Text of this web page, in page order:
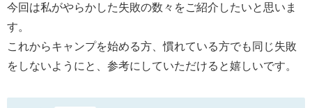
今回は私がやらかした失敗の数々をご紹介したいと思いま
す。
これからキャンプを始める方、慣れている方でも同じ失敗
をしないようにと、参考にしていただけると嬉しいです。